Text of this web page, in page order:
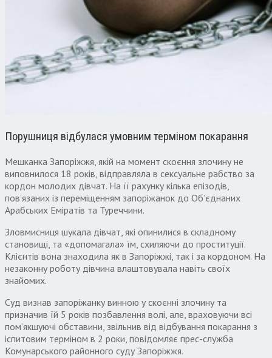
Порушниця відбулася умовним терміном покарання
Мешканка Запоріжжя, якій на момент скоєння злочину не
виповнилося 18 років, відправляла в сексуальне рабство за
кордон молодих дівчат. На її рахунку кілька епізодів,
пов’язаних із переміщенням запоріжанок до Об’єднаних
Арабських Еміратів та Туреччини.
Зловмисниця шукала дівчат, які опинилися в складному
становищі, та «допомагала» їм, схиляючи до проституції.
Клієнтів вона знаходила як в Запоріжжі, так і за кордоном. На
незаконну роботу дівчина влаштовувала навіть своїх
знайомих.
Суд визнав запоріжанку винною у скоєнні злочину та
призначив їй 5 років позбавлення волі, але, враховуючи всі
пом’якшуючі обставини, звільнив від відбування покарання з
іспитовим терміном в 2 роки, повідомляє прес-служба
Комунарського районного суду Запоріжжя.